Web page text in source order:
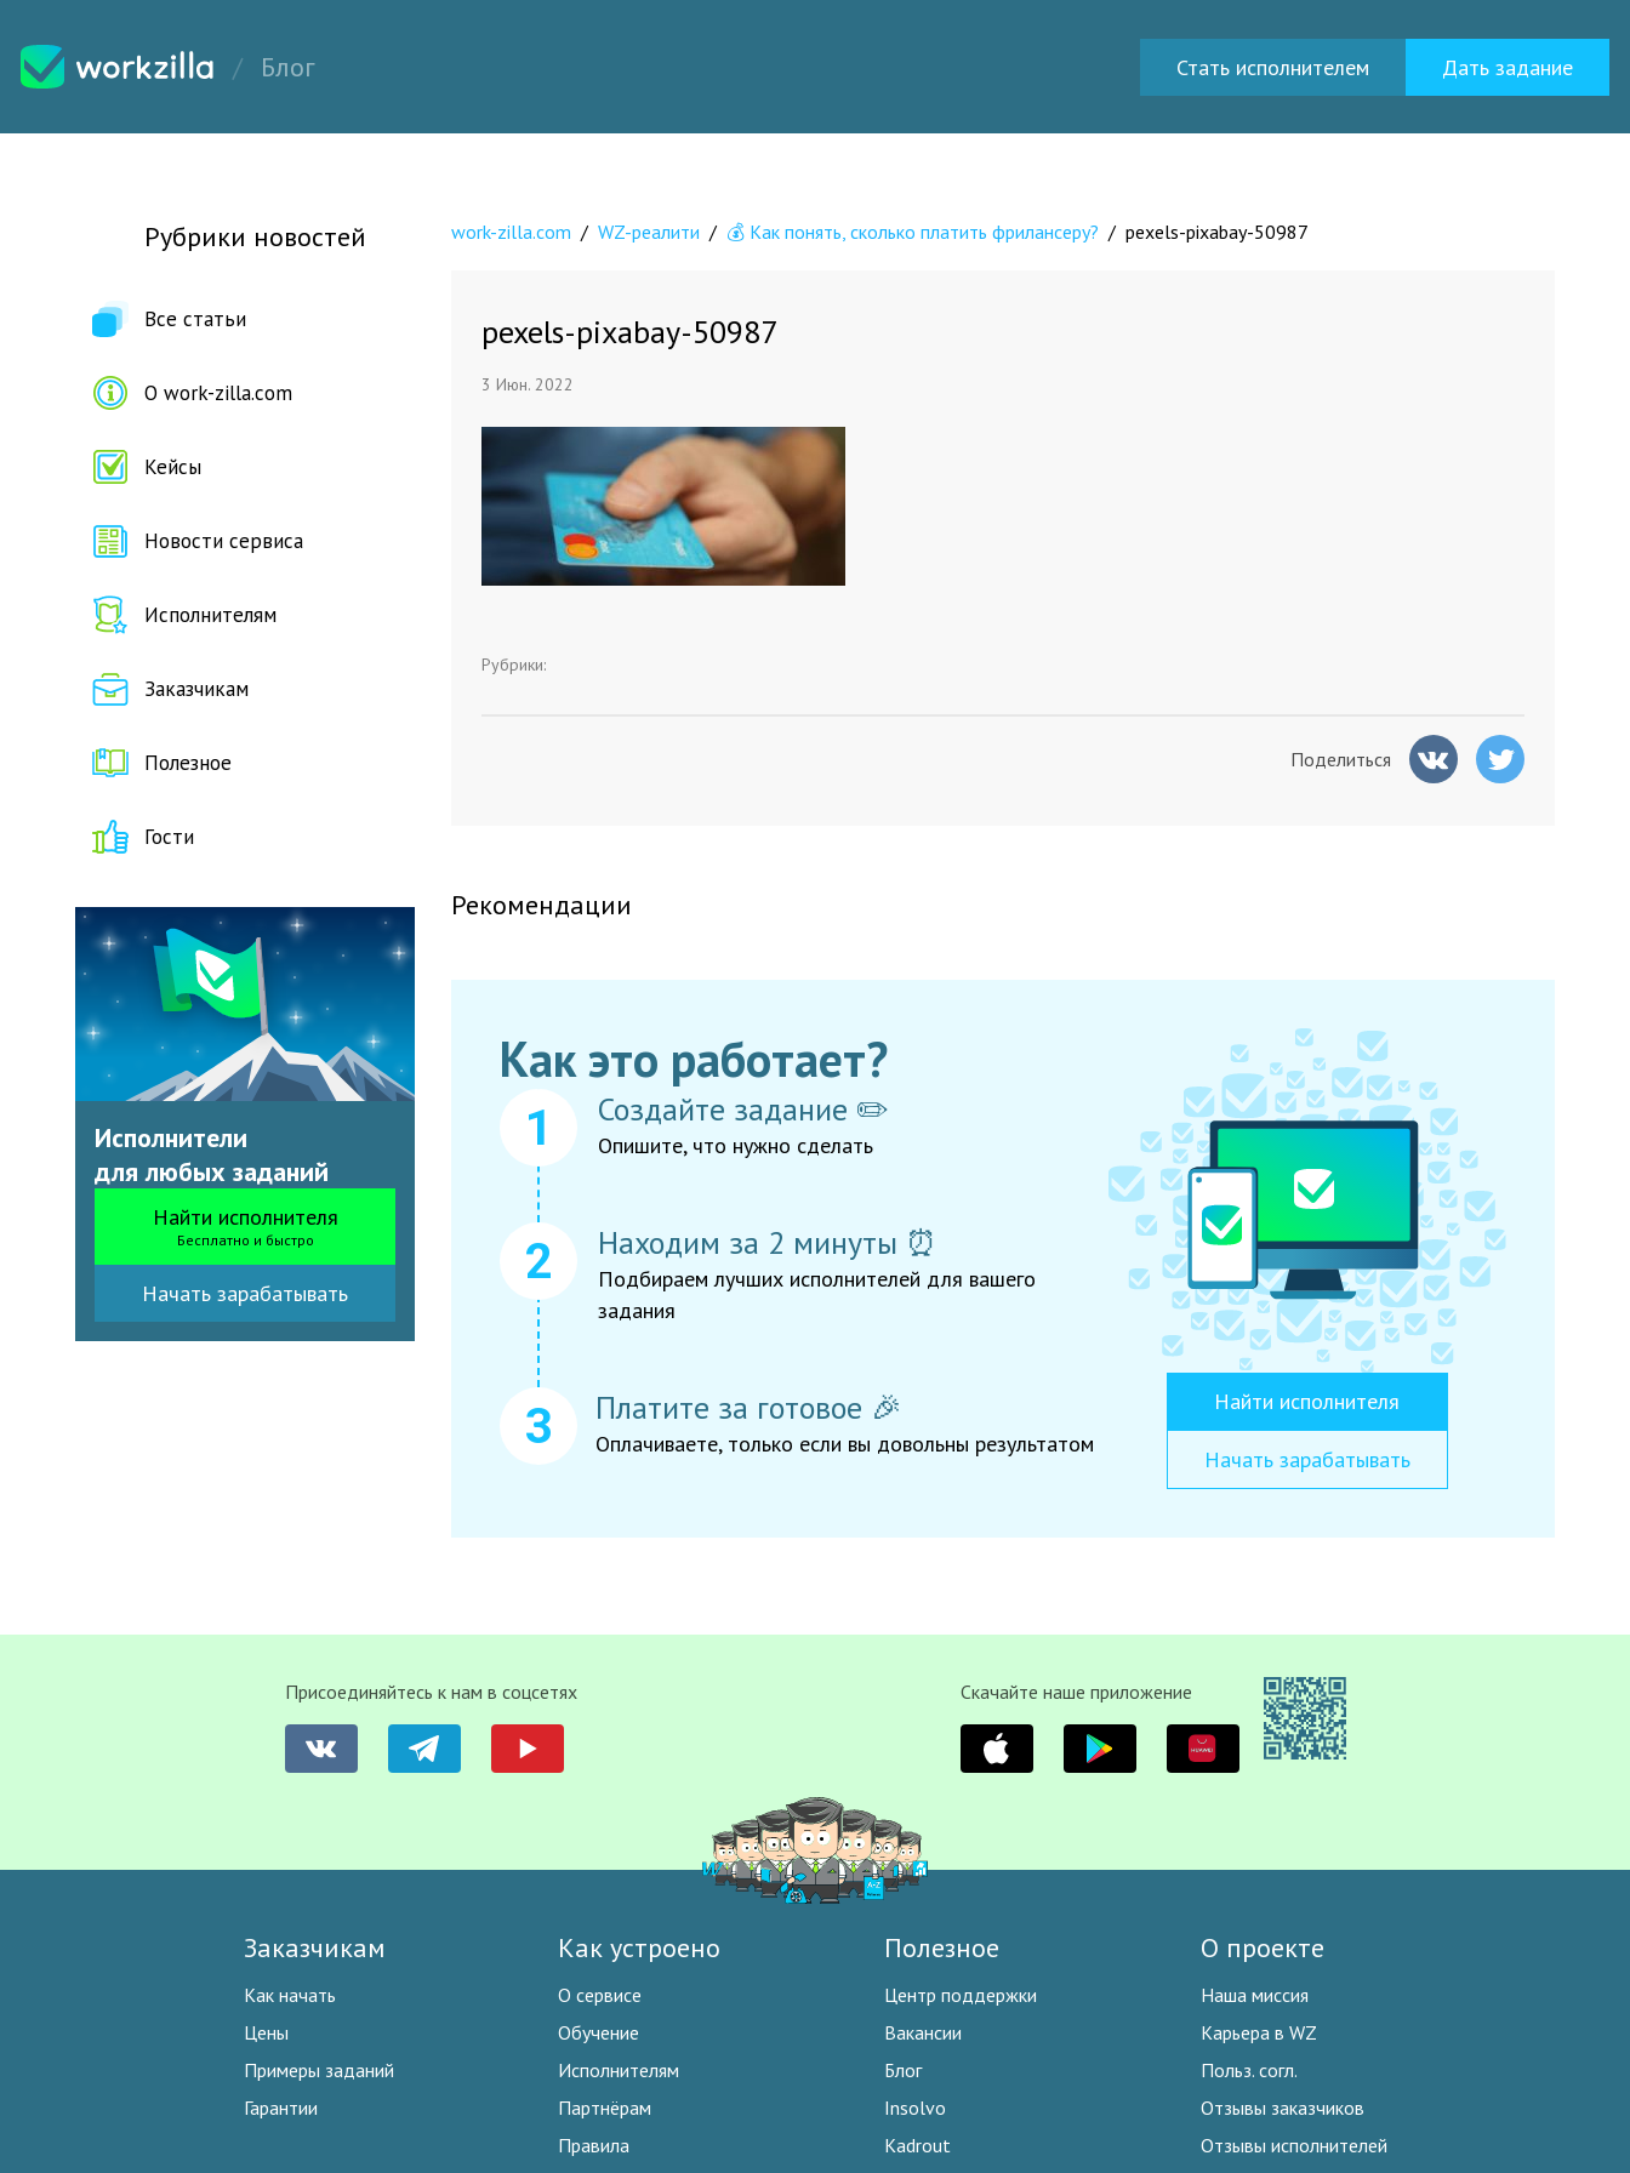
Блог Стать исполнителем Дать задание
Рубрики новостей
Все статьи
О work-zilla.com
Кейсы
Новости сервиса
Исполнителям
Заказчикам
Полезное
Гости
Исполнители
для любых заданий
Найти исполнителя
Бесплатно и быстро
Начать зарабатывать
work-zilla.com / WZ-реалити / 💰 Как понять, сколько платить фрилансеру? / pexels-pixabay-50987
pexels-pixabay-50987
3 Июн. 2022
Рубрики:
Поделиться
Рекомендации
Как это работает?
Создайте задание ✏️
Опишите, что нужно сделать
Находим за 2 минуты ⏰
Подбираем лучших исполнителей для вашего
задания
Платите за готовое 🎉
Оплачиваете, только если вы довольны результатом
Найти исполнителя
Начать зарабатывать
Присоединяйтесь к нам в соцсетях Скачайте наше приложение
Заказчикам
Как начать
Цены
Примеры заданий
Гарантии
Как устроено
О сервисе
Обучение
Исполнителям
Партнёрам
Правила
Полезное
Центр поддержки
Вакансии
Блог
Insolvo
Kadrout
О проекте
Наша миссия
Карьера в WZ
Польз. согл.
Отзывы заказчиков
Отзывы исполнителей